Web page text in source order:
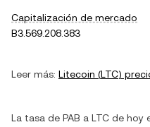
Capitalización de mercado
B3.569.208.383
Leer más: Litecoin (LTC)
La tasa de PAB a LTC de hoy